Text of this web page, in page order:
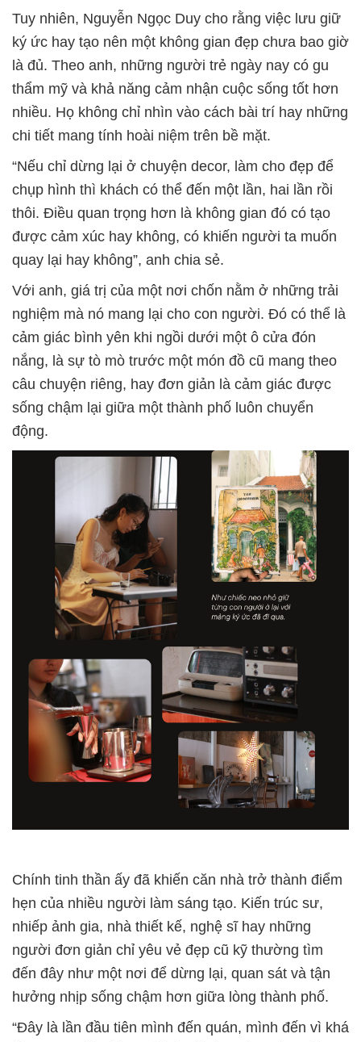
Tuy nhiên, Nguyễn Ngọc Duy cho rằng việc lưu giữ
ký ức hay tạo nên một không gian đẹp chưa bao giờ
là đủ. Theo anh, những người trẻ ngày nay có gu
thẩm mỹ và khả năng cảm nhận cuộc sống tốt hơn
nhiều. Họ không chỉ nhìn vào cách bài trí hay những
chi tiết mang tính hoài niệm trên bề mặt.
“Nếu chỉ dừng lại ở chuyện decor, làm cho đẹp để
chụp hình thì khách có thể đến một lần, hai lần rồi
thôi. Điều quan trọng hơn là không gian đó có tạo
được cảm xúc hay không, có khiến người ta muốn
quay lại hay không”, anh chia sẻ.
Với anh, giá trị của một nơi chốn nằm ở những trải
nghiệm mà nó mang lại cho con người. Đó có thể là
cảm giác bình yên khi ngồi dưới một ô cửa đón
nắng, là sự tò mò trước một món đồ cũ mang theo
câu chuyện riêng, hay đơn giản là cảm giác được
sống chậm lại giữa một thành phố luôn chuyển
động.
Chính tinh thần ấy đã khiến căn nhà trở thành điểm
hẹn của nhiều người làm sáng tạo. Kiến trúc sư,
nhiếp ảnh gia, nhà thiết kế, nghệ sĩ hay những
người đơn giản chỉ yêu vẻ đẹp cũ kỹ thường tìm
đến đây như một nơi để dừng lại, quan sát và tận
hưởng nhịp sống chậm hơn giữa lòng thành phố.
“Đây là lần đầu tiên mình đến quán, mình đến vì khá